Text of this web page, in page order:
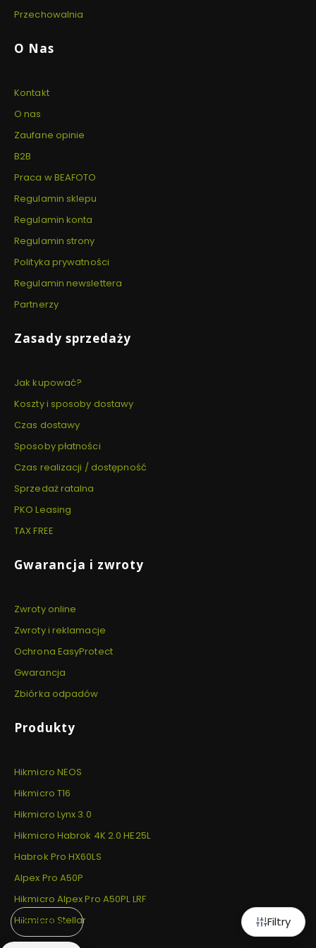
Filtry
Domyślne
Przechowalnia
O Nas
Kontakt
O nas
Zaufane opinie
B2B
Praca w BEAFOTO
Regulamin sklepu
Regulamin konta
Regulamin strony
Polityka prywatności
Regulamin newslettera
Partnerzy
Zasady sprzedaży
Jak kupować?
Koszty i sposoby dostawy
Czas dostawy
Sposoby płatności
Czas realizacji / dostępność
Sprzedaż ratalna
PKO Leasing
TAX FREE
Gwarancja i zwroty
Zwroty online
Zwroty i reklamacje
Ochrona EasyProtect
Gwarancja
Zbiórka odpadów
Produkty
Hikmicro NEOS
Hikmicro T16
Hikmicro Lynx 3.0
Hikmicro Habrok 4K 2.0 HE25L
Habrok Pro HX60LS
Alpex Pro A50P
Hikmicro Alpex Pro A50PL LRF
Hikmicro Stellar